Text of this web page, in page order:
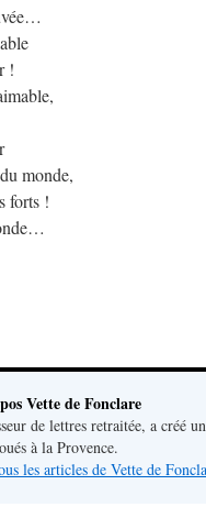
!
monde,
forts !
Vette de Fonclare
de lettres retraitée, a créé
à la Provence.
les articles de Vette de